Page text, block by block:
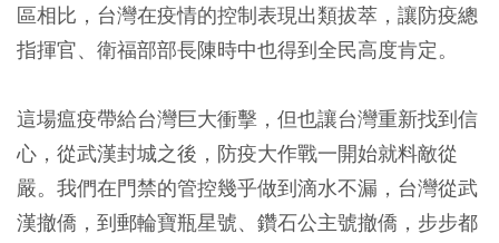
區相比，台灣在疫情的控制表現出類拔萃，讓防疫總
指揮官、衛福部部長陳時中也得到全民高度肯定。
這場瘟疫帶給台灣巨大衝擊，但也讓台灣重新找到信
心，從武漢封城之後，防疫大作戰一開始就料敵從
嚴。我們在門禁的管控幾乎做到滴水不漏，台灣從武
漢撤僑，到郵輪寶瓶星號、鑽石公主號撤僑，步步都